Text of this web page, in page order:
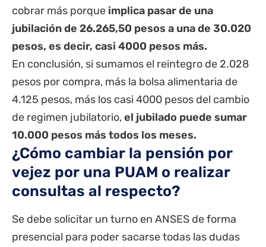
cobrar más porque implica pasar de una
jubilación de 26.265,50 pesos a una de 30.020
pesos, es decir, casi 4000 pesos más.
En conclusión, si sumamos el reintegro de 2.028
pesos por compra, más la bolsa alimentaria de
4.125 pesos, más los casi 4000 pesos del cambio
de regimen jubilatorio,el jubilado puede sumar
10.000 pesos más todos los meses.
¿Cómo cambiar la pensión por
vejez por una PUAM o realizar
consultas al respecto?
Se debe solicitar un turno en ANSES de forma
presencial para poder sacarse todas las dudas